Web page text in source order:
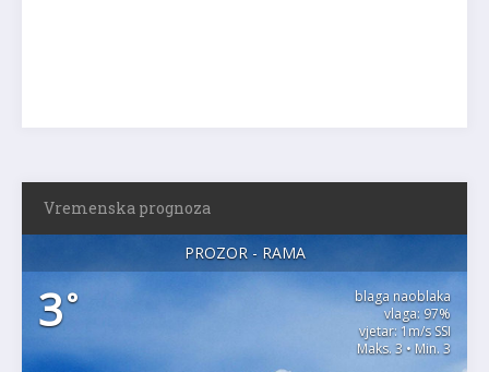
Vremenska prognoza
PROZOR - RAMA
3°
blaga naoblaka
vlaga: 97%
vjetar: 1m/s SSI
Maks. 3 • Min. 3